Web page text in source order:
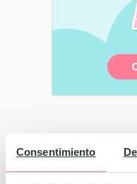
Consentimiento
En el momento